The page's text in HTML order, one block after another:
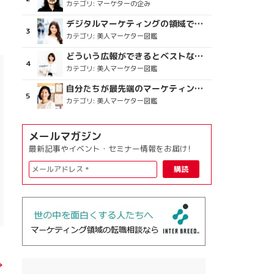
カテゴリ: マーケターの企み
デジタルマーケティングの領域で、海外というステージに
カテゴリ: 美人マーケター図鑑
どういう広報ができるとベストなのか
カテゴリ: 美人マーケター図鑑
自分たちが最先端のマーケティングを目指す
カテゴリ: 美人マーケター図鑑
メールマガジン
最新記事やイベント・セミナー情報をお届け!